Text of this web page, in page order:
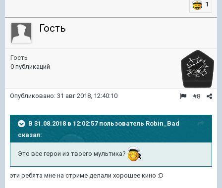
1
Гость
Гость
0 публикаций
#8
Опубликовано: 31 авг 2018, 12:40:10
В 31.08.2018 в 12:02:57 пользователь Robin_Bad
сказал:
Это все герои из твоего мультика?
эти ребята мне на стриме делали хорошее кино :D